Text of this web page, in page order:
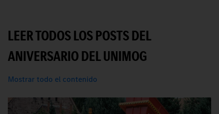
LEER TODOS LOS POSTS DEL
ANIVERSARIO DEL UNIMOG
Mostrar todo el contenido